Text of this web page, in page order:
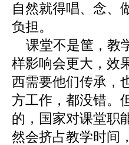
自然就得唱、念、
负担。
课堂不是筐，教
样影响会更大，效
西需要他们传承，
方工作，都没错。
的，国家对课堂职
然会挤占教学时间